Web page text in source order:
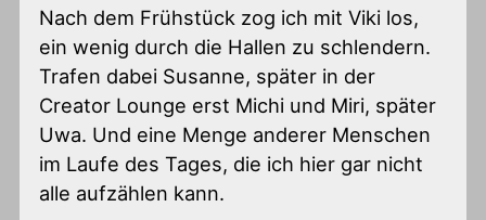
Nach dem Frühstück zog ich mit Viki los,
ein wenig durch die Hallen zu schlendern.
Trafen dabei Susanne, später in der
Creator Lounge erst Michi und Miri, später
Uwa. Und eine Menge anderer Menschen
im Laufe des Tages, die ich hier gar nicht
alle aufzählen kann.